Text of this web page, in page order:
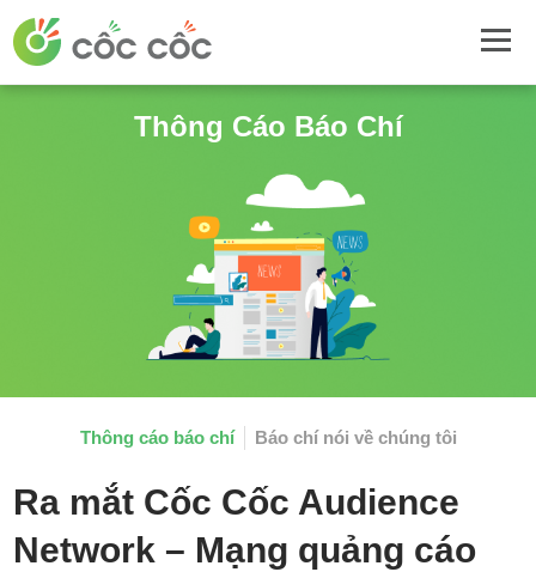
Thông Cáo Báo Chí
Thông cáo báo chí Báo chí nói về chúng tôi
Ra mắt Cốc Cốc Audience
Network – Mạng quảng cáo